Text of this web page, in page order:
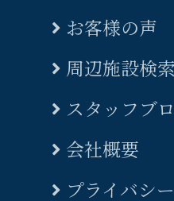
お客様の声
周辺施設検索
スタッフブ
会社概要
プライバシ